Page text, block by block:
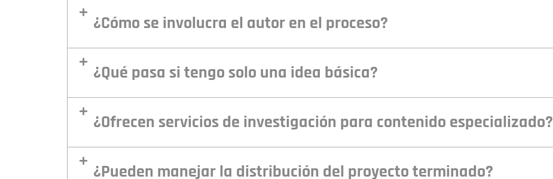
¿Cómo se involucra el autor en el proceso?
¿Qué pasa si tengo solo una idea básica?
¿Ofrecen servicios de investigación para contenido especializado?
¿Pueden manejar la distribución del proyecto terminado?